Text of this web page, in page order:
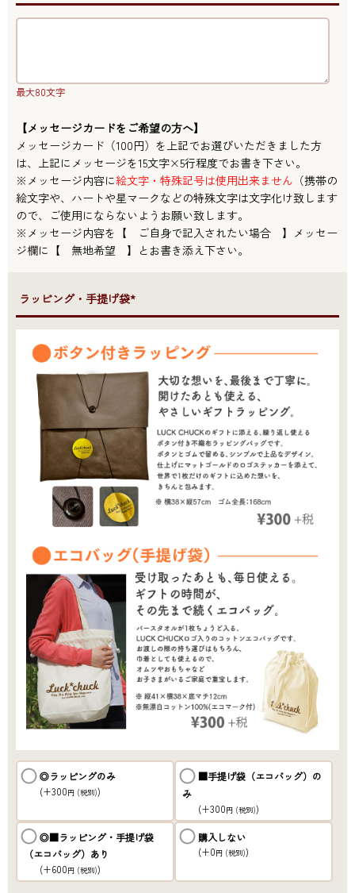
最大80文字
【メッセージカードをご希望の方へ】
メッセージカード（100円）を上記でお選びいただきました方
は、上記にメッセージを15文字×5行程度でお書き下さい。
※メッセージ内容に絵文字・特殊記号は使用出来ません （携帯の
絵文字や、ハートや星マークなどの特殊文字は文字化け致します
ので、ご使用にならないようお願い致します。
※メッセージ内容を【 ご自身で記入されたい場合 】メッセー
ジ欄に【 無地希望 】とお書き添え下さい。
●ラッピング・手提げ袋*
◎ラッピングのみ
(+300円 (税別))
■手提げ袋（エコバッグ）の
み
(+300円 (税別))
◎■ラッピング・手提げ袋
（エコバッグ）あり
(+600円 (税別))
購入しない
(+0円 (税別))